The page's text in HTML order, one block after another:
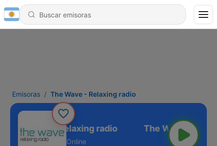
Emisoras The Wave - Relaxing radio
The Wave - Relaxing radio
Online